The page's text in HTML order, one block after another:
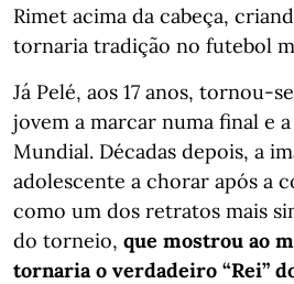
Rimet acima da cabeça,
tornaria tradição no futebol
Já Pelé, aos 17 anos, tornou-
jovem a marcar numa final e
Mundial. Décadas depois, a
adolescente a chorar após a
como um dos retratos mais
do torneio, que mostrou ao
tornaria o verdadeiro “Rei”